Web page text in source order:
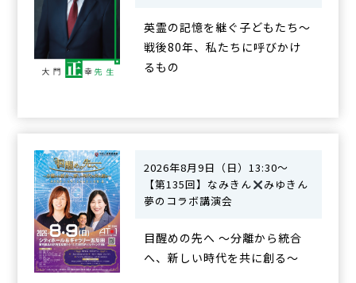
英霊の記憶を継ぐ子どもたち〜
戦後80年、私たちに呼びかけ
るもの
2026年8月9日（日）13:30〜
【第135回】なみきん
みゆきん
夢のコラボ講演会
目醒めの先へ 〜分離から統合
へ、新しい時代を共に創る〜